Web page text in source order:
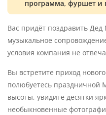
программа, фуршет и
Вас придёт поздравить
музыкальное
условия компания не
Вы встретите приход
полюбуетесь праздничной
высоты, увидите десятки
необыкновенные